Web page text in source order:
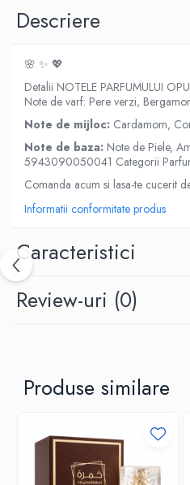
Descriere
🌸 ✨ 💖
Detalii NOTELE PARFUMULUI
Note de varf: Pere verzi,
Note de mijloc: Cardamom,
Note de baza: Note de Piele,
5943090050041 Categorii
Comanda acum si lasa-te cucerit
Informatii conformitate produs
Caracteristici
Review-uri (0)
Produse similare